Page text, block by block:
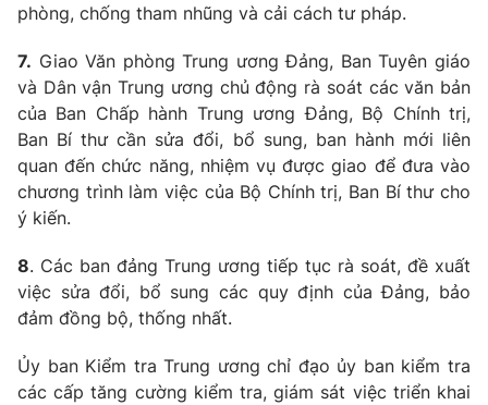
phòng, chống tham nhũng và cải cách tư pháp.
7. Giao Văn phòng Trung ương Đảng, Ban Tuyên giáo
và Dân vận Trung ương chủ động rà soát các văn bản
của Ban Chấp hành Trung ương Đảng, Bộ Chính trị,
Ban Bí thư cần sửa đổi, bổ sung, ban hành mới liên
quan đến chức năng, nhiệm vụ được giao để đưa vào
chương trình làm việc của Bộ Chính trị, Ban Bí thư cho
ý kiến.
8. Các ban đảng Trung ương tiếp tục rà soát, đề xuất
việc sửa đổi, bổ sung các quy định của Đảng, bảo
đảm đồng bộ, thống nhất.
Ủy ban Kiểm tra Trung ương chỉ đạo ủy ban kiểm tra
các cấp tăng cường kiểm tra, giám sát việc triển khai